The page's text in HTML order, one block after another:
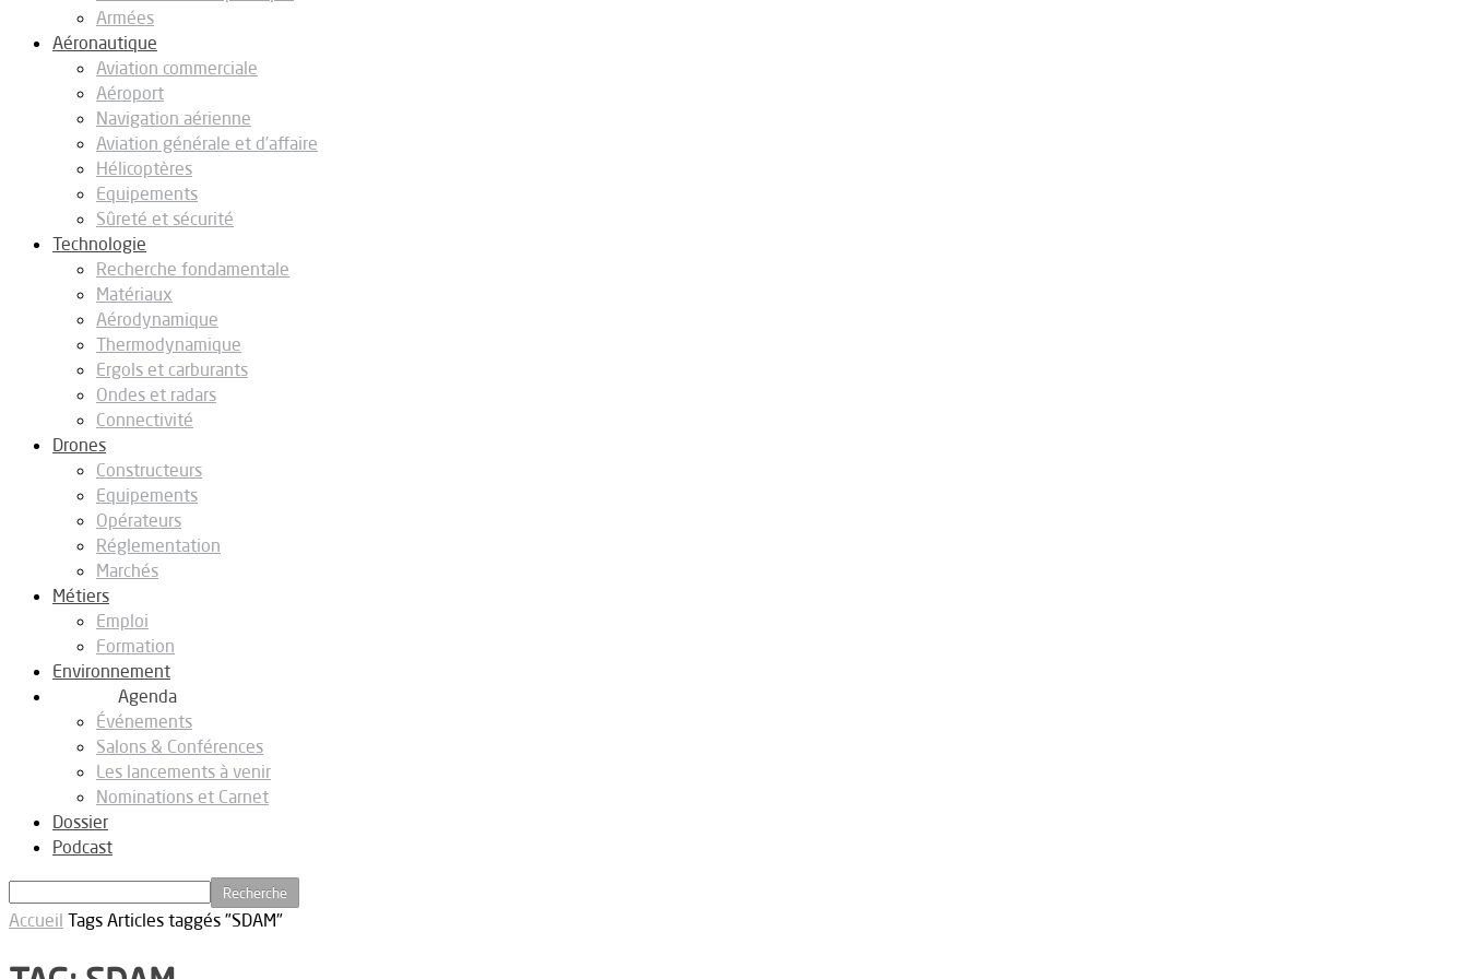
Armées
Aéronautique
Aviation commerciale
Aéroport
Navigation aérienne
Aviation générale et d’affaire
Hélicoptères
Equipements
Sûreté et sécurité
Technologie
Recherche fondamentale
Matériaux
Aérodynamique
Thermodynamique
Ergols et carburants
Ondes et radars
Connectivité
Drones
Constructeurs
Equipements
Opérateurs
Réglementation
Marchés
Métiers
Emploi
Formation
Environnement
Agenda
Événements
Salons & Conférences
Les lancements à venir
Nominations et Carnet
Dossier
Podcast
Accueil Tags Articles taggés "SDAM"